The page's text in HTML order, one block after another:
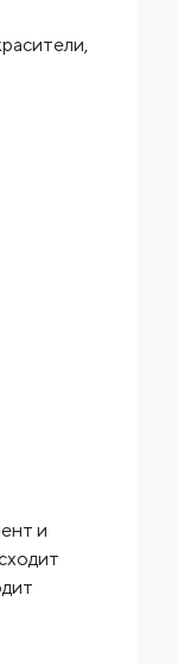
и